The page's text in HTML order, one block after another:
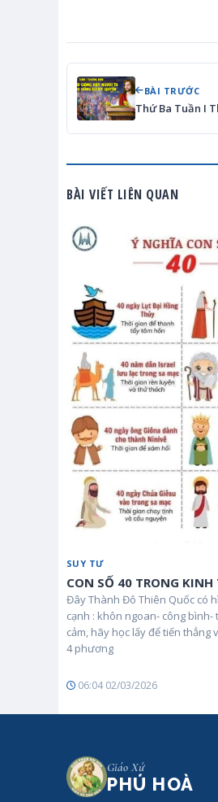
BÀI TRƯỚC
Thứ Ba Tuần I
BÀI VIẾT LIÊN QUAN
SUY TƯ
CON SỐ 40 TRONG KINH
Đây Thành Đô Thiên Quốc có
cạnh : khôn ngoan- công bình-
cảm, hãy học lấy để tiến thẳng
4 phương
06:04 02/03/2026
Giáo Xứ
PHÚ HOÀ